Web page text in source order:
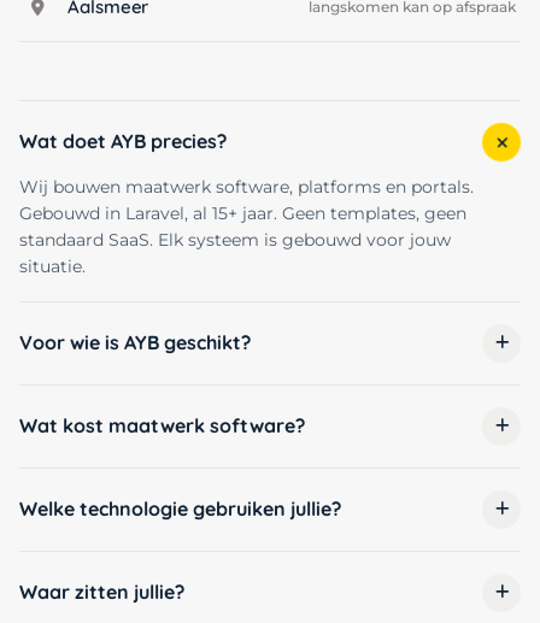
Aalsmeer langskomen kan op afspraak
Wat doet AYB precies?
Wij bouwen maatwerk software, platforms en portals.
Gebouwd in Laravel, al 15+ jaar. Geen templates, geen
standaard SaaS. Elk systeem is gebouwd voor jouw
situatie.
Voor wie is AYB geschikt?
Wat kost maatwerk software?
Welke technologie gebruiken jullie?
Waar zitten jullie?